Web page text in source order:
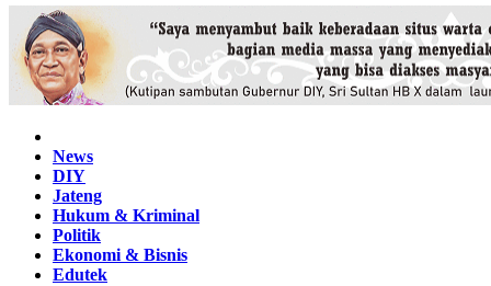
News
DIY
Jateng
Hukum & Kriminal
Politik
Ekonomi & Bisnis
Edutek